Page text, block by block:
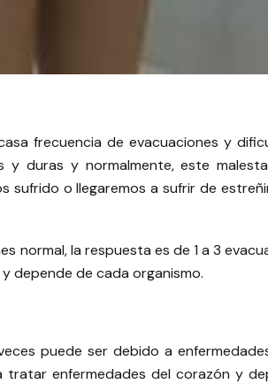
frecuencia de evacuaciones y
duras y normalmente, este
sufrido o llegaremos a sufrir de
normal, la respuesta es de 1 a 3
depende de cada organismo.
puede ser debido a
enfermedades del corazón y